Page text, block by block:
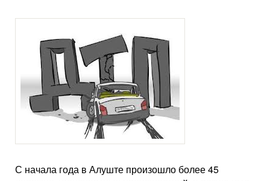
С начала года в Алуште произошло более 45